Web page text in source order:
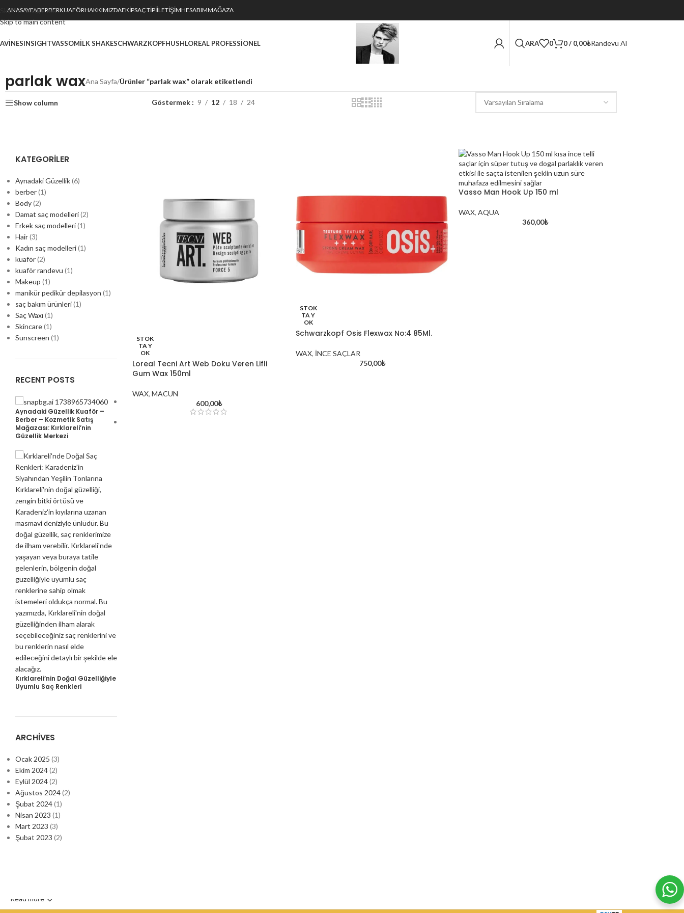
Skip to navigation
Skip to main content
ANASAYFABERBERKUAFÖRHAKKIMIZDAEKIPSAÇ TİPİİLETIŞIMHESABIMMAĞAZA
INSIGHTVASSOMILK SHAKESCHWARZKOPFHUSHLOREAL PROFESSIONEL ARA 0 0/ 0,00₺Randevu Al
parlak waxAna Sayfa/Ürünler “parlak wax” olarak etiketlendi
Show column Göstermek 9 12 18 24
KATEGORILER
Aynadaki Güzellik(6)
berber(1)
Body(2)
Damat saç modelleri(2)
Erkek saç modelleri(1)
Hair(3)
Kadın saç modelleri(1)
kuaför(2)
kuaför randevu (1)
Makeup (1)
manikür pedikür depilasyon (1)
saç bakım ürünleri(1)
Saç Waxı (1)
Skincare(1)
Sunscreen (1)
RECENT POSTS
Aynadaki Güzellik Kuaför –
Berber – Kozmetik Satış
Mağazası: Kırklareli’nin
Güzellik Merkezi
Kırklareli’nin Doğal Güzelliğiyle
Uyumlu Saç Renkleri
ARCHIVES
Ocak 2025 (3)
Ekim 2024(2)
Eylül 2024(2)
Ağustos 2024(2)
Şubat 2024(1)
Nisan 2023 (1)
Mart 2023 (3)
Şubat 2023 (2)
STOK
TA Y
OK
Loreal Tecni Art Web Doku Veren Lifli
Gum Wax 150ml
WAX, MACUN
600,00₺
STOK
TA Y
OK
Schwarzkopf Osis Flexwax No:4 85Ml.
WAX, İNCE SAÇLAR
750,00₺
Vasso Man Hook Up 150 ml
WAX, AQUA
360,00₺
Read more